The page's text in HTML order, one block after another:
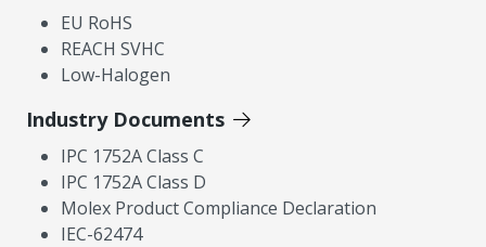
EU RoHS
REACH SVHC
Low-Halogen
Industry Documents
IPC 1752A Class C
IPC 1752A Class D
Molex Product Compliance Declaration
IEC-62474